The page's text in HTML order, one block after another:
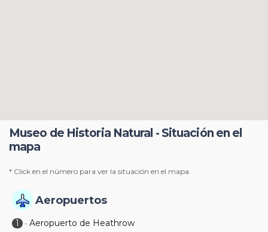
Museo de Historia Natural - Situación en el
mapa
* Click en el número para ver la situación en el mapa.
Aeropuertos
1 - Aeropuerto de Heathrow